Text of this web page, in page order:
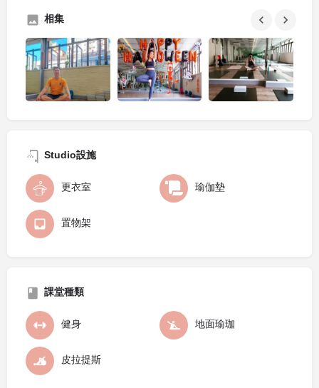
相集
Studio設施
更衣室 瑜伽墊
置物架
課堂種類
健身 地面瑜珈
皮拉提斯